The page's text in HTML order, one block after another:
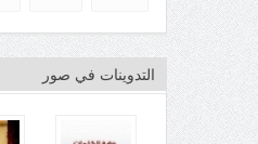
التدوينات في صور